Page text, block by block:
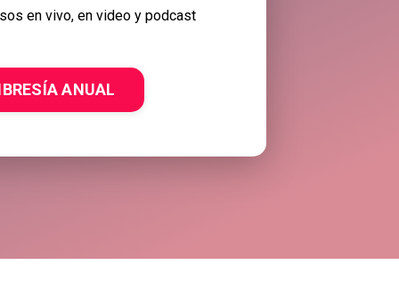
en vivo, en video y podcast
ANUAL